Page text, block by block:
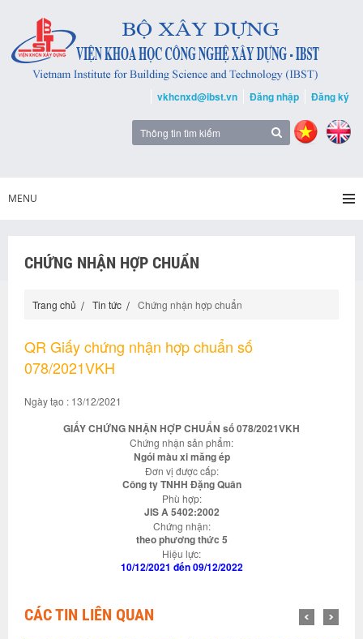
vkhcnxd@ibst.vn Đăng nhập Đăng ký
MENU
CHỨNG NHẬN HỢP CHUẨN
Trang chủ Tin tức Chứng nhận hợp chuẩn
QR Giấy chứng nhận hợp chuẩn số
078/2021VKH
Ngày tạo : 13/12/2021
GIẤY CHỨNG NHẬN HỢP CHUẨN số 078/2021VKH
Chứng nhận sản phẩm:
Ngói màu xi măng ép
Đơn vị được cấp:
Công ty TNHH Đặng Quân
Phù hợp:
JIS A 5402:2002
Chứng nhận:
theo phương thức 5
Hiệu lực:
10/12/2021 đến 09/12/2022
CÁC TIN LIÊN QUAN